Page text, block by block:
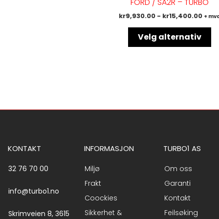
kr9,930.00- kr15,400.00 +
Velg alternativ
KONTAKT
32 76 70 00
info@turbo1.no
Skrimveien 8, 3615
INFORMASJON
Miljø
Frakt
Coockies
Sikkerhet &
TURBO1 AS
Om oss
Garanti
Kontakt
Feilsøking